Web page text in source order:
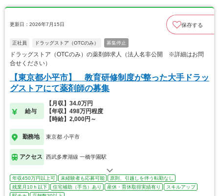
更新日：2026年7月15日 保存する
正社員 ドラッグストア（OTCのみ） 募集停止
ドラッグストア（OTCのみ）の薬剤師求人（法人名非公開 ※詳細はお問
合せください）
【東京都小平市】 教育研修制度が整った大手ドラッ
グストアにて薬剤師の募集
給与
【月収】34.0万円
【年収】498万円程度
【時給】2,000円～
勤務地 東京都 小平市
アクセス 西武多摩湖線 一橋学園駅
年収450万円以上可 未経験者も応募可能
原則、引越しを伴う転勤なし
残業月10ｈ以下
住宅補助（手当）あり 産休・育休取得実績有り
スキルアップ